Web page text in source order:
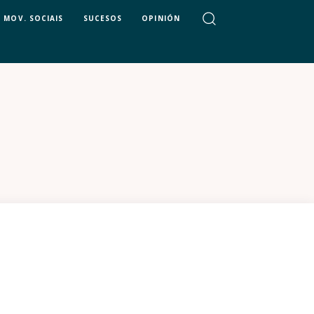
MOV. SOCIAIS SUCESOS OPINIÓN